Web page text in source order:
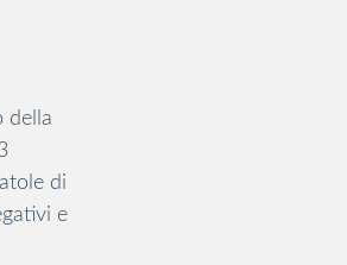
della
di
e